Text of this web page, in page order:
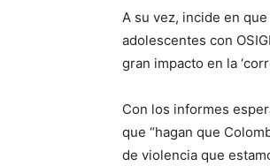
A su vez, incide en
adolescentes con
gran impacto en la
Con los informes
que “hagan que
de violencia que